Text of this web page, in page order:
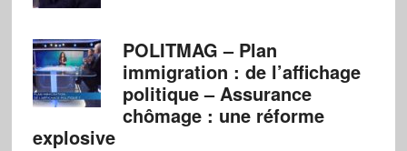
POLITMAG – Plan
immigration : de l’affichage
politique – Assurance
chômage : une réforme
explosive